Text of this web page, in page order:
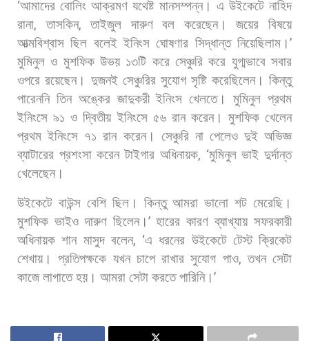
‘আমাদের বোলিং আক্রমণ যথেষ্ট মানসম্পন্ন। এ উইকেটে নাহিদ
রানা,তাসকিন,তাইজুল দারুণ বল করেছেন। জয়ের
বিষয়ে
আত্মবিশ্বাস ছিল বলেই ইনিংস ঘোষণার সিদ্ধান্ত নিয়েছিলাম।’
মুমিনুল ও মুশফিক উভয় ১৩টি করে সেঞ্চুরি করে যুগ্মভাবে সবার
ওপরে রয়েছেন। দুজনই সেঞ্চুরির সুযোগ সৃষ্টি করেছিলেন। কিন্তু
পারেননি তিন অঙ্কের জাদুকরী ইনিংস খেলতে। মুমিনুল প্রথম
ইনিংসে ৯১ ও দ্বিতীয় ইনিংসে ৫৬ রান করেন। মুশফিক খেলেন
প্রথম ইনিংসে ৭১ রান করেন। সেঞ্চুরি না পেলেও দুই অভিজ্ঞ
ব্যাটারের প্রশংসা করেন টাইগার অধিনায়ক, ‘মুমিনুল ভাই দুর্দান্ত
খেলেছেন।
উইকেটে বাউন্স বেশি ছিল। কিন্তু আমরা ভালো শট মেরেছি।
মুশফিক ভাইও দারুণ ছিলেন।’হারের কারণ ব্যাখ্যায় সফরকারী
অধিনায়ক শান মাসুদ বলেন, ‘এ ধরনের উইকেটে টেস্ট ক্রিকেট
শেখায়।
প্রতিপক্ষকে যখন চাপে রাখার সুযোগ পাও,তখন সেটা
কাজে লাগাতে হয়। আমরা সেটা করতে পারিনি।’